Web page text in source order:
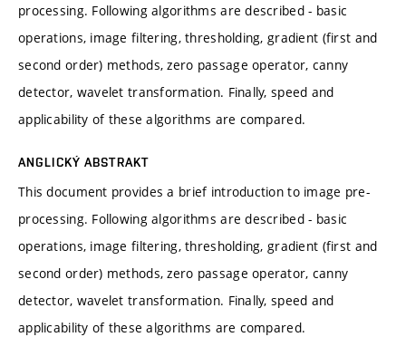
processing. Following algorithms are described - basic
operations, image filtering, thresholding, gradient (first and
second order) methods, zero passage operator, canny
detector, wavelet transformation. Finally, speed and
applicability of these algorithms are compared.
ANGLICKÝ ABSTRAKT
This document provides a brief introduction to image pre-
processing. Following algorithms are described - basic
operations, image filtering, thresholding, gradient (first and
second order) methods, zero passage operator, canny
detector, wavelet transformation. Finally, speed and
applicability of these algorithms are compared.